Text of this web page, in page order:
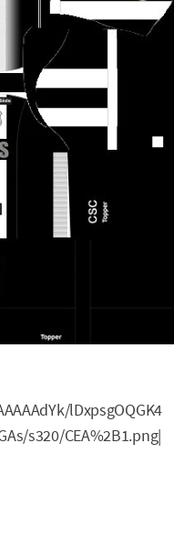
lDxpsgOQGK4
s320/CEA%2B1.png|